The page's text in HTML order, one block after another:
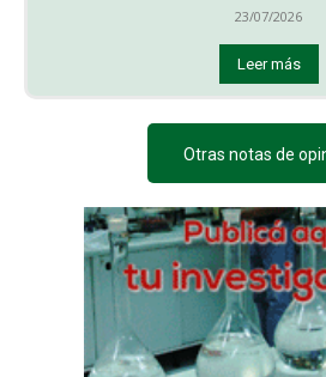
23/07/2026
Leer más
Otras notas de